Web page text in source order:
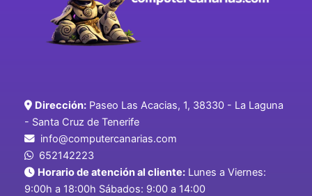
Dirección: Paseo Las Acacias, 1, 38330 - La Laguna
- Santa Cruz de Tenerife
info@computercanarias.com
652142223
Horario de atención al cliente: Lunes a Viernes:
9:00h a 18:00h Sábados: 9:00 a 14:00